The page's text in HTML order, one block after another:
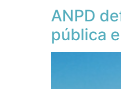
ANPD
pública